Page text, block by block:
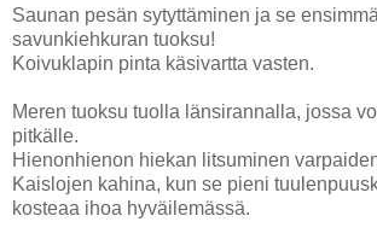
Saunan pesän sytyttäminen ja se
savunkiehkuran tuoksu!
Koivuklapin pinta käsivartta vasten.
Meren tuoksu tuolla länsirannalla, jossa
pitkälle.
Hienonhienon hiekan litsuminen
Kaislojen kahina, kun se pieni
kosteaa ihoa hyväilemässä.